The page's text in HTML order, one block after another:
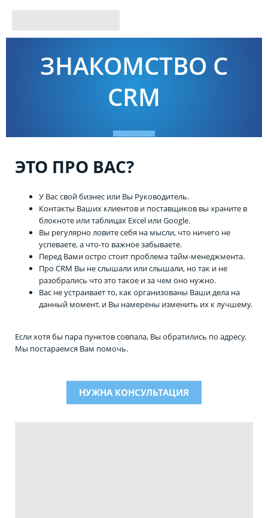
ЗНАКОМСТВО С
CRM
ЭТО ПРО ВАС?
У Вас свой бизнес или Вы Руководитель.
Контакты Ваших клиентов и поставщиков вы храните в
блокноте или таблицах Excel или Google.
Вы регулярно ловите себя на мысли, что ничего не
успеваете, а что-то важное забываете.
Перед Вами остро стоит проблема тайм-менеджмента.
Про CRM Вы не слышали или слышали, но так и не
разобрались что это такое и за чем оно нужно.
Вас не устраивает то, как организованы Ваши дела на
данный момент, и Вы намерены изменить их к лучшему.
Если хотя бы пара пунктов совпала, Вы обратились по адресу.
Мы постараемся Вам помочь.
НУЖНА КОНСУЛЬТАЦИЯ